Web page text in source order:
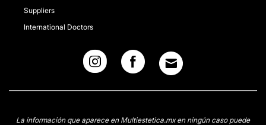
Suppliers
International Doctors
La información que aparece en Multiestetica.mx en ningún caso puede